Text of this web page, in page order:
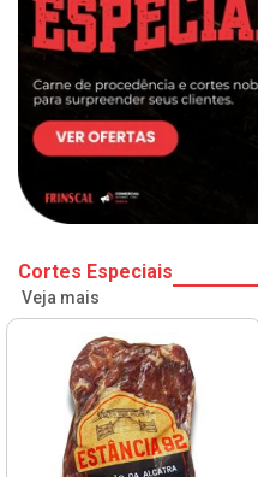
Cortes Especiais
Veja mais